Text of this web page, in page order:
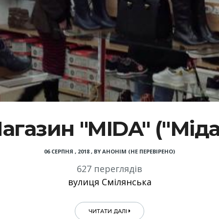
"MIDA"
06 СЕРПНЯ , 2018 , BY АНОНІМ (НЕ ПЕРЕВІРЕНО)
627 переглядів
вулиця Смілянська
ЧИТАТИ ДАЛІ